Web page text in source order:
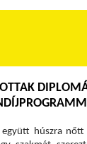
húszra nőtt